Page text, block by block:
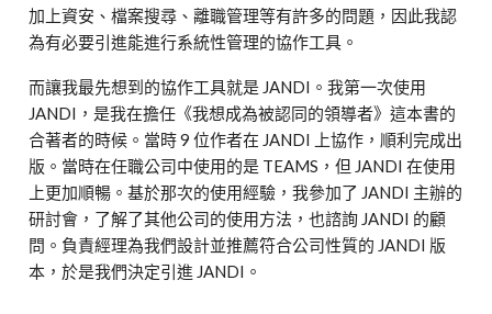
加上資安、檔案搜尋、離職管理等有許多的問題，因此我認
為有必要引進能進行系統性管理的協作工具。
而讓我最先想到的協作工具就是 JANDI。我第一次使用
JANDI，是我在擔任《我想成為被認同的領導者》這本書的
合著者的時候。當時 9 位作者在 JANDI 上協作，順利完成出
版。當時在任職公司中使用的是 TEAMS，但 JANDI 在使用
上更加順暢。基於那次的使用經驗，我參加了 JANDI 主辦的
研討會，了解了其他公司的使用方法，也諮詢 JANDI 的顧
問。負責經理為我們設計並推薦符合公司性質的 JANDI 版
本，於是我們決定引進 JANDI。